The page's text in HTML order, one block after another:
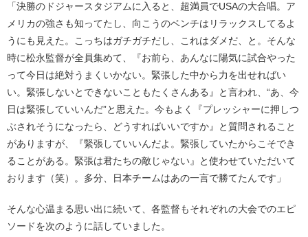
「決勝のドジャースタジアムに入ると、超満員でUSAの大合唱。ア
メリカの強さも知ってたし、向こうのベンチはリラックスしてるよ
うにも見えた。こっちはガチガチだし、これはダメだ、と。そんな
時に松永監督が全員集めて、『お前ら、あんなに陽気に試合やった
って今日は絶対うまくいかない。緊張した中から力を出せればい
い。緊張しないとできないこともたくさんある』と言われ、“あ、今
日は緊張していいんだ”と思えた。今もよく『プレッシャーに押しつ
ぶされそうになったら、どうすればいいですか』と質問されること
がありますが、『緊張していいんだよ。緊張していたからこそでき
ることがある。緊張は君たちの敵じゃない』と使わせていただいて
おります（笑）。多分、日本チームはあの一言で勝てたんです」
そんな心温まる思い出に続いて、各監督もそれぞれの大会でのエピ
ソードを次のように話していました。